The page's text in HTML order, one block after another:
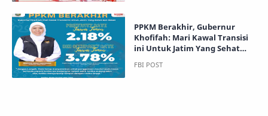
PPKM Berakhir, Gubernur
Khofifah: Mari Kawal Transisi
ini Untuk Jatim Yang Sehat